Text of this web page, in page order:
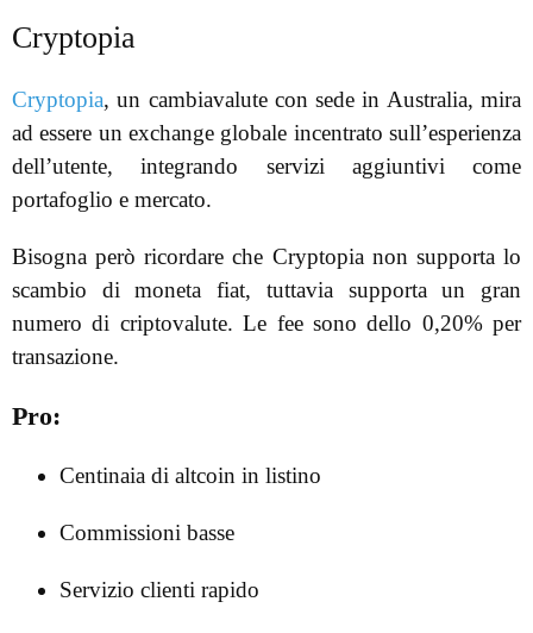
Cryptopia
Cryptopia, un cambiavalute con sede in Australia, mira
ad essere un exchange globale incentrato sull’esperienza
dell’utente, integrando servizi aggiuntivi come
portafoglio e mercato.
Bisogna però ricordare che Cryptopia non supporta lo
scambio di moneta fiat, tuttavia supporta un gran
numero di criptovalute. Le fee sono dello 0,20% per
transazione.
Pro:
Centinaia di altcoin in listino
Commissioni basse
Servizio clienti rapido